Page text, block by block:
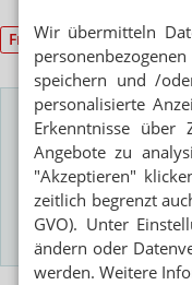
Wir übermitteln
speichern und /
personalisierte
Erkenntnisse über
Angebote zu
"Akzeptieren"
zeitlich begrenzt
GVO). Unter
ändern oder
werden. Weitere
Freiwahl Drogerie/
Das Wichtigste
E-MAIL ADRESSE